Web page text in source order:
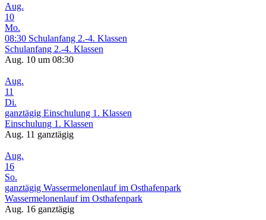
Aug.
10
Mo.
08:30 Schulanfang 2.-4. Klassen
Schulanfang 2.-4. Klassen
Aug. 10 um 08:30
Aug.
11
Di.
ganztägig Einschulung 1. Klassen
Einschulung 1. Klassen
Aug. 11 ganztägig
Aug.
16
So.
ganztägig Wassermelonenlauf im Osthafenpark
Wassermelonenlauf im Osthafenpark
Aug. 16 ganztägig